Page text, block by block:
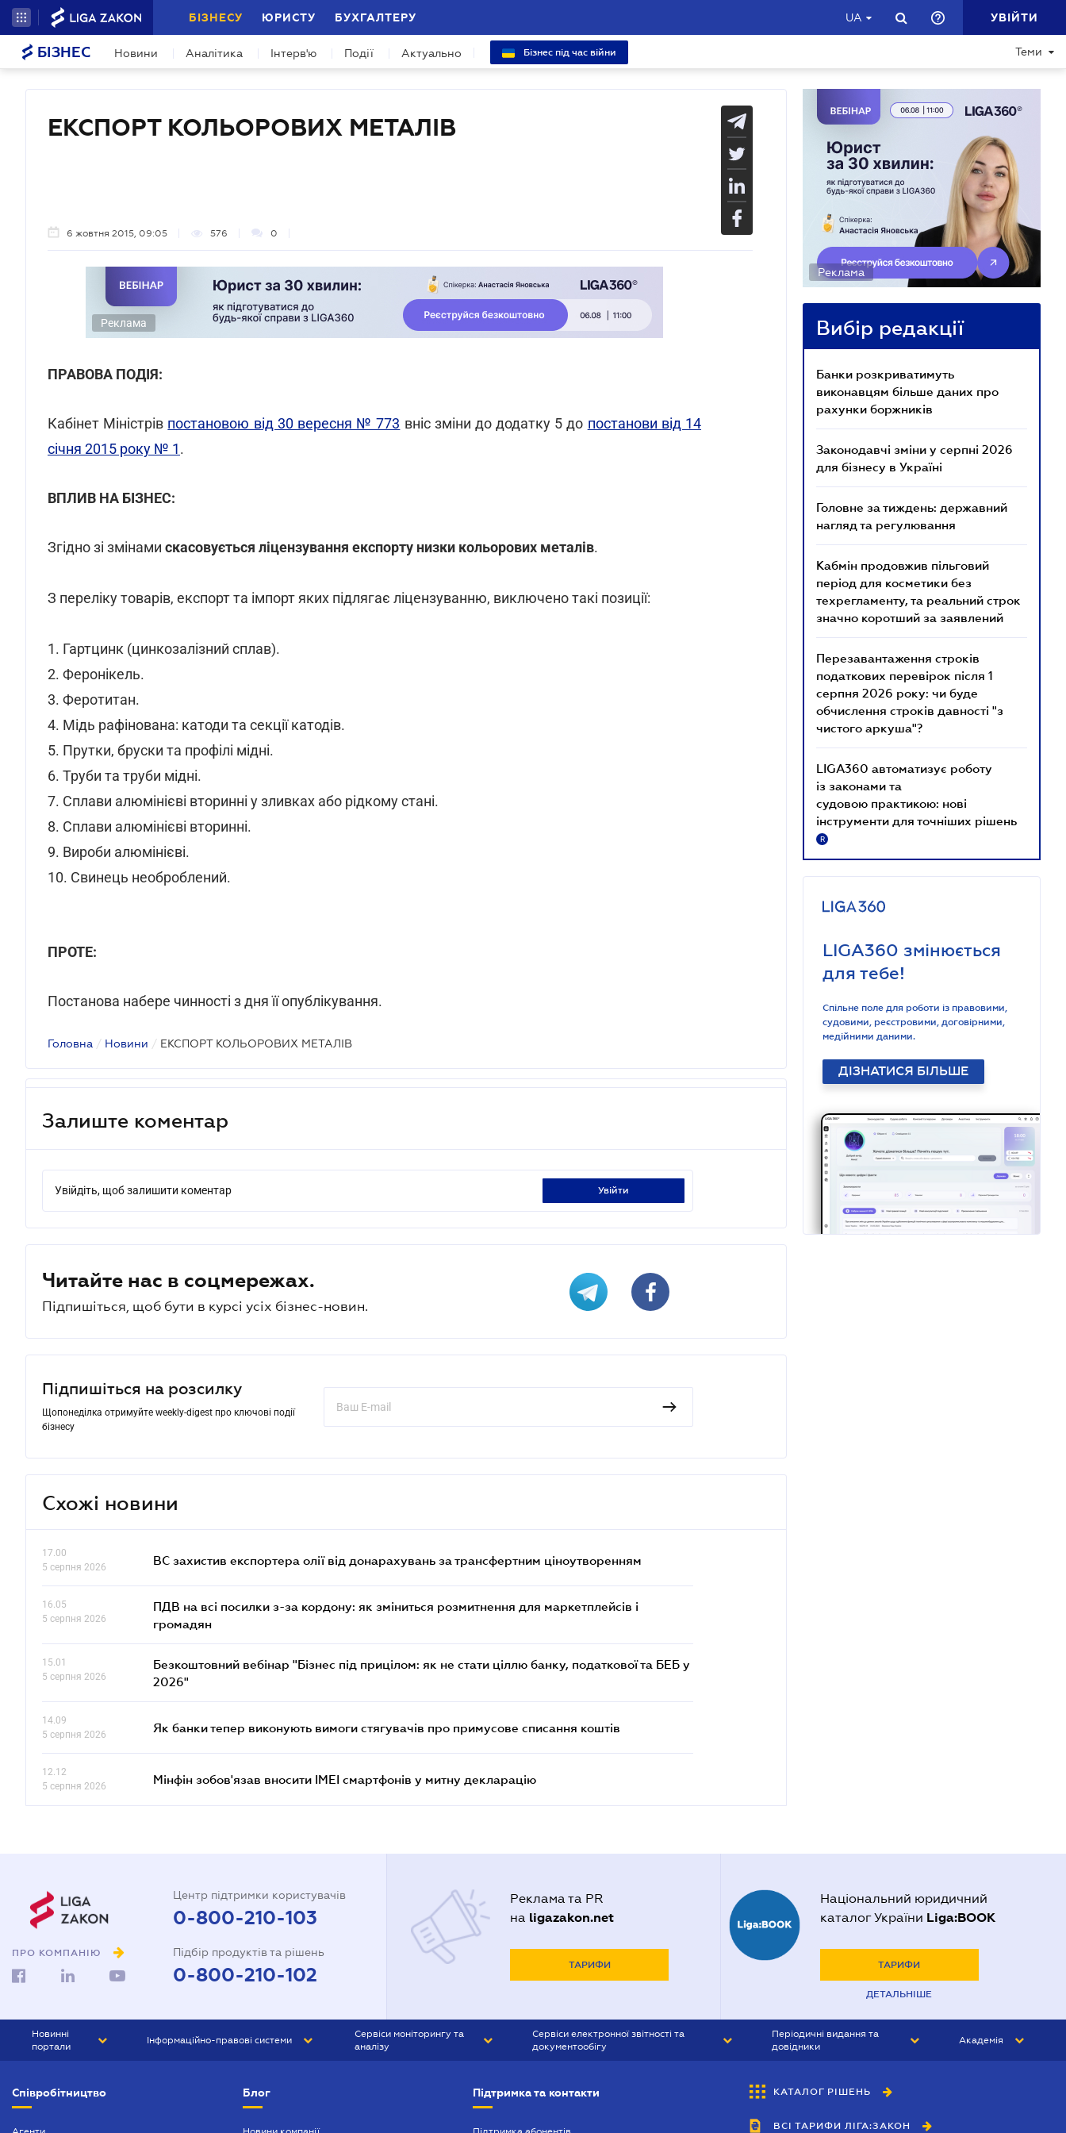
БІЗНЕСУ ЮРИСТУ БУХГАЛТЕРУ UA УВІЙТИ
БІЗНЕС Новини Аналітика Інтерв'ю Події Актуально Бізнес під час війни Теми
ЕКСПОРТ КОЛЬОРОВИХ МЕТАЛІВ
6 жовтня 2015, 09:05 576 0
Реклама
ПРАВОВА ПОДІЯ:
Кабінет Міністрів постановою від 30 вересня № 773 вніс зміни до додатку 5 до постанови від 14
січня 2015 року № 1.
ВПЛИВ НА БІЗНЕС:
Згідно зі змінами скасовується ліцензування експорту низки кольорових металів.
З переліку товарів, експорт та імпорт яких підлягає ліцензуванню, виключено такі позиції:
1. Гартцинк (цинкозалізний сплав).
2. Феронікель.
3. Феротитан.
4. Мідь рафінована: катоди та секції катодів.
5. Прутки, бруски та профілі мідні.
6. Труби та труби мідні.
7. Сплави алюмінієві вторинні у зливках або рідкому стані.
8. Сплави алюмінієві вторинні.
9. Вироби алюмінієві.
10. Свинець необроблений.
ПРОТЕ:
Постанова набере чинності з дня її опублікування.
Головна / Новини / ЕКСПОРТ КОЛЬОРОВИХ МЕТАЛІВ
Залиште коментар
Увійдіть, щоб залишити коментар увійти
Читайте нас в соцмережах.
Підпишіться, щоб бути в курсі усіх бізнес-новин.
Підпишіться на розсилку
Щопонеділка отримуйте weekly-digest про ключові події
бізнесу
Схожі новини
17.00
5 серпня 2026
ВС захистив експортера олії від донарахувань за трансфертним ціноутворенням
16.05
5 серпня 2026
ПДВ на всі посилки з-за кордону: як зміниться розмитнення для маркетплейсів і
громадян
15.01
5 серпня 2026
Безкоштовний вебінар "Бізнес під прицілом: як не стати ціллю банку, податкової та БЕБ у
2026"
14.09
5 серпня 2026
Як банки тепер виконують вимоги стягувачів про примусове списання коштів
12.12
5 серпня 2026
Мінфін зобов'язав вносити IMEI смартфонів у митну декларацію
Реклама
Вибір редакції
Банки розкриватимуть
виконавцям більше даних про
рахунки боржників
Законодавчі зміни у серпні 2026
для бізнесу в Україні
Головне за тиждень: державний
нагляд та регулювання
Кабмін продовжив пільговий
період для косметики без
техрегламенту, та реальний строк
значно коротший за заявлений
Перезавантаження строків
податкових перевірок після 1
серпня 2026 року: чи буде
обчислення строків давності "з
чистого аркуша"?
LIGA360 автоматизує роботу
із законами та
судовою практикою: нові
інструменти для точніших рішень
R
LIGA360 змінюється
для тебе!
Спільне поле для роботи із правовими,
судовими, реєстровими, договірними,
медійними даними.
ДІЗНАТИСЯ БІЛЬШЕ
ПРО КОМПАНІЮ
Центр підтримки користувачів
0-800-210-103
Підбір продуктів та рішень
0-800-210-102
Реклама та PR
на ligazakon.net
ТАРИФИ
Національний юридичний
каталог України Liga:BOOK
ТАРИФИ
ДЕТАЛЬНІШЕ
Новинні
портали
БІЗНЕС
Інформаційно-правові системи
Сервіси моніторингу та
аналізу
Сервіси електронної звітності та
документообігу
Періодичні видання та
довідники
БУХГАЛТЕР&ЗАКОН
ВІСНИК МСФЗ
Академія
Співробітництво Блог Підтримка та контакти КАТАЛОГ РІШЕНЬ
ВСІ ТАРИФИ ЛІГА:ЗАКОН